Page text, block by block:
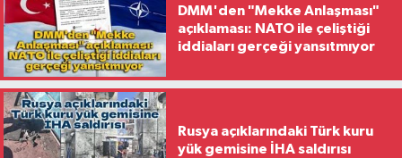
DMM'den "Mekke Anlaşması"
açıklaması: NATO ile çeliştiği
iddiaları gerçeği yansıtmıyor
Rusya açıklarındaki Türk kuru
yük gemisine İHA saldırısı